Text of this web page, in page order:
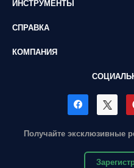
ИНСТРУМЕНТЫ
СПРАВКА
КОМПАНИЯ
Получайте эксклюзивные